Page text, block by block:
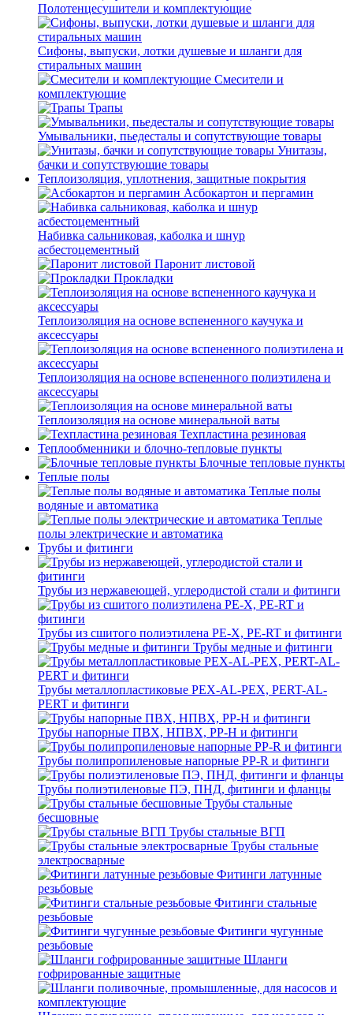
Полотенцесушители и комплектующие
Сифоны, выпуски, лотки душевые и шланги для
стиральных машин
Смесители и
комплектующие
Трапы
Умывальники, пьедесталы и сопутствующие товары
Унитазы,
бачки и сопутствующие товары
Теплоизоляция, уплотнения, защитные покрытия
Асбокартон и пергамин
Набивка сальниковая, каболка и шнур
асбестоцементный
Паронит листовой
Прокладки
Теплоизоляция на основе вспененного каучука и
аксессуары
Теплоизоляция на основе вспененного полиэтилена и
аксессуары
Теплоизоляция на основе минеральной ваты
Техпластина резиновая
Теплообменники и блочно-тепловые пункты
Блочные тепловые пункты
Теплые полы
Теплые полы
водяные и автоматика
Теплые
полы электрические и автоматика
Трубы и фитинги
Трубы из нержавеющей, углеродистой стали и фитинги
Трубы из сшитого полиэтилена PE-X, PE-RT и фитинги
Трубы медные и фитинги
Трубы металлопластиковые PEX-AL-PEX, PERT-AL-
PERT и фитинги
Трубы напорные ПВХ, НПВХ, PP-H и фитинги
Трубы полипропиленовые напорные PP-R и фитинги
Трубы полиэтиленовые ПЭ, ПНД, фитинги и фланцы
Трубы стальные
бесшовные
Трубы стальные ВГП
Трубы стальные
электросварные
Фитинги латунные
резьбовые
Фитинги стальные
резьбовые
Фитинги чугунные
резьбовые
Шланги
гофрированные защитные